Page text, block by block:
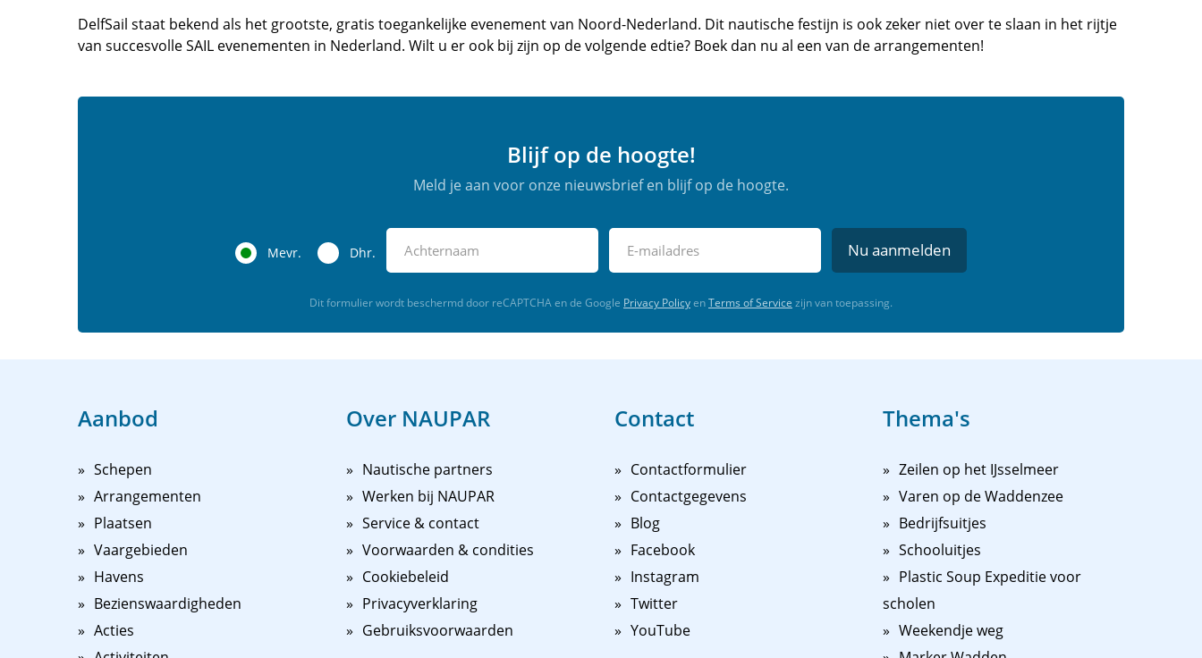
DelfSail staat bekend als het grootste, gratis toegankelijke evenement van Noord-Nederland. Dit nautische festijn is ook zeker niet over te slaan in het rijtje
van succesvolle SAIL evenementen in Nederland. Wilt u er ook bij zijn op de volgende edtie? Boek dan nu al een van de arrangementen!
Blijf op de hoogte!
Meld je aan voor onze nieuwsbrief en blijf op de hoogte.
Mevr. Dhr. Nu aanmelden
Dit formulier wordt beschermd door reCAPTCHA en de Google Privacy PolicyenTerms of Service zijn van toepassing.
Aanbod
Schepen
Arrangementen
Plaatsen
Vaargebieden
Havens
Bezienswaardigheden
Acties
Over NAUPAR
Nautische partners
Werken bij NAUPAR
Service & contact
Voorwaarden & condities
Cookiebeleid
Privacyverklaring
Gebruiksvoorwaarden
Contact
Contactformulier
Contactgegevens
Blog
Facebook
Instagram
Twitter
YouTube
Thema's
Zeilen op het IJsselmeer
Varen op de Waddenzee
Bedrijfsuitjes
Schooluitjes
Plastic Soup Expeditie voor
scholen
Weekendje weg